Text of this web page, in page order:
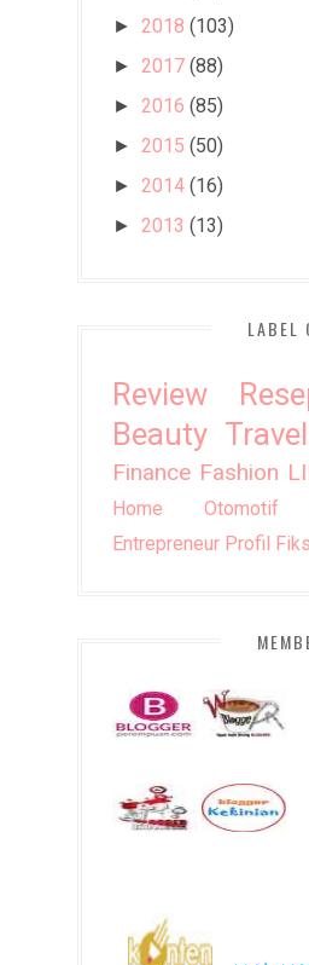
► 2018 (103)
► 2017 (88)
► 2016 (85)
► 2015 (50)
► 2014 (16)
► 2013 (13)
LABEL
Review
Beauty Travel
Finance Fashion
Home Otomotif
Entrepreneur Profil